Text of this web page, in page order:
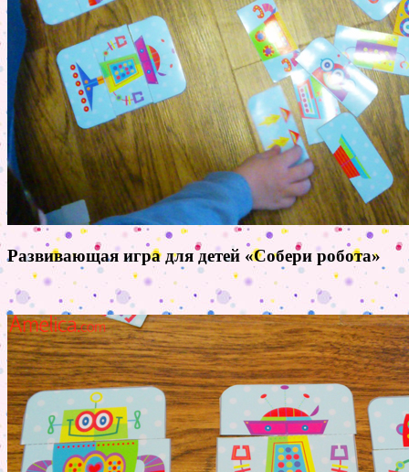
Развивающая игра для детей «Собери робота»